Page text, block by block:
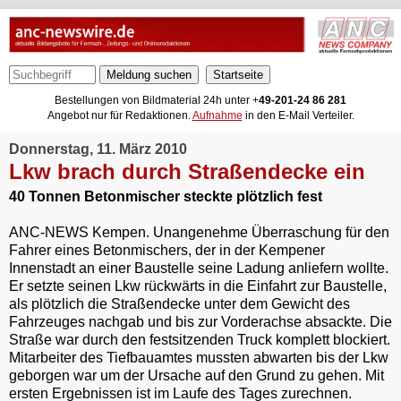
Meldung suchen
Bestellungen von Bildmaterial 24h unter +49-201-24 86 281
Angebot nur für Redaktionen.Aufnahme in den E-Mail Verteiler.
Donnerstag, 11. März 2010
Lkw brach durch Straßendecke ein
40 Tonnen Betonmischer steckte plötzlich fest
ANC-NEWS Kempen. Unangenehme Überraschung für den
Fahrer eines Betonmischers, der in der Kempener
Innenstadt an einer Baustelle seine Ladung anliefern wollte.
Er setzte seinen Lkw rückwärts in die Einfahrt zur Baustelle,
als plötzlich die Straßendecke unter dem Gewicht des
Fahrzeuges nachgab und bis zur Vorderachse absackte. Die
Straße war durch den festsitzenden Truck komplett blockiert.
Mitarbeiter des Tiefbauamtes mussten abwarten bis der Lkw
geborgen war um der Ursache auf den Grund zu gehen. Mit
ersten Ergebnissen ist im Laufe des Tages zurechnen.